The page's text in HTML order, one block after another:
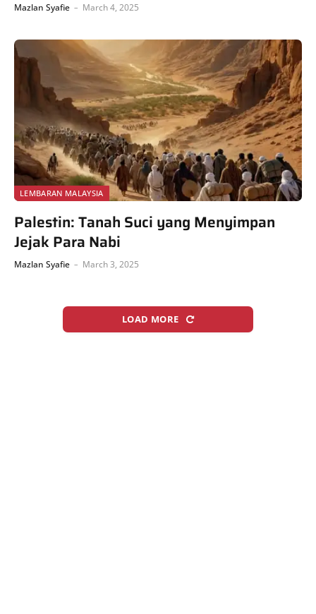
Mazlan Syafie March 4, 2025
LEMBARAN MALAYSIA
Palestin: Tanah Suci yang Menyimpan
Jejak Para Nabi
Mazlan Syafie March 3, 2025
LOAD MORE